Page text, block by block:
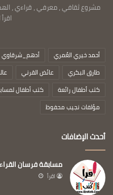
مشروع ثقافي ، معرفي ، قراءي ،
أحمد خيري العُمري أدهم_شرقاوي
طارق البكري
عائض القرني
كتب أطفال رائعة
كتب أطفال
مؤلفات نجيب محفوظ
أحدث الإضافات
مسابقة فرسان
اقرأ